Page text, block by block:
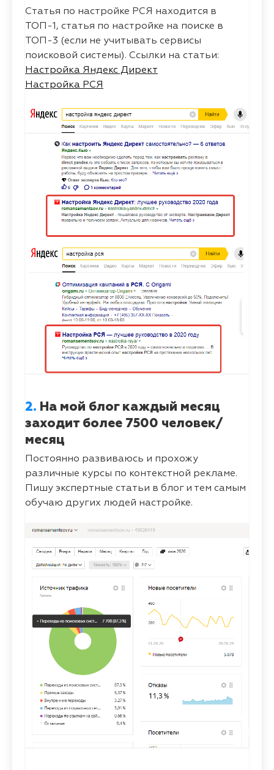
Статья по настройке РСЯ находится в
ТОП-1, статья по настройке на поиске в
ТОП-3 (если не учитывать сервисы
поисковой системы). Ссылки на статьи:
Настройка Яндекс Директ
Настройка РСЯ
2. На мой блог каждый месяц
заходит более 7500 человек/
месяц
Постоянно развиваюсь и прохожу
различные курсы по контекстной рекламе.
Пишу экспертные статьи в блог и тем самым
обучаю других людей настройке.